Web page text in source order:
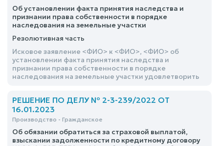
Об установлении факта принятия наследства и
признании права собственности в порядке
наследования на земельные участки
Резолютивная часть
Исковое заявление <ФИО> к <ФИО>, <ФИО> об
установлении факта принятия наследства и
признании права собственности в порядке
наследования на земельные участки удовлетворить
РЕШЕНИЕ ПО ДЕЛУ № 2-3-239/2022 ОТ
16.01.2023
Производство - Гражданское
Об обязании обратиться за страховой выплатой,
взыскании задолженности по кредитному договору